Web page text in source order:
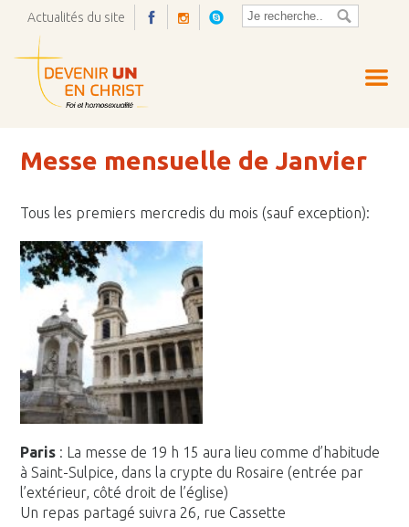
Actualités du site
Messe mensuelle de Janvier
Tous les premiers mercredis du mois (sauf exception):
Paris : La messe de 19 h 15 aura lieu comme d’habitude
à Saint-Sulpice, dans la crypte du Rosaire (entrée par
l’extérieur, côté droit de l’église)
Un repas partagé suivra 26, rue Cassette